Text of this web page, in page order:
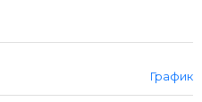
График